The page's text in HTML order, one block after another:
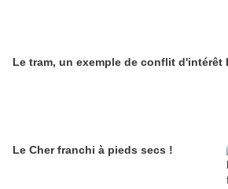
Le tram, un exemple de conflit d'intérêt
Le Cher franchi à pieds secs !